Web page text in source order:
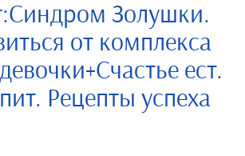
Золушки.
от комплекса
ест.
Рецепты успеха